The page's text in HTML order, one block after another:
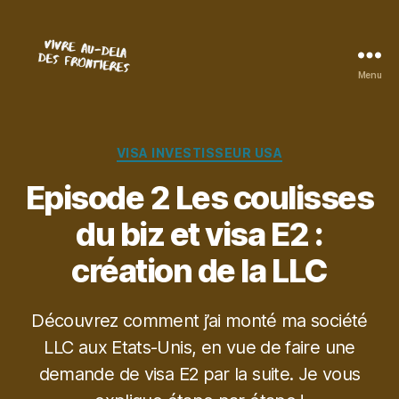
Menu
Catégories
VISA INVESTISSEUR USA
Episode 2 Les coulisses
du biz et visa E2 :
création de la LLC
Découvrez comment j’ai monté ma société
LLC aux Etats-Unis, en vue de faire une
demande de visa E2 par la suite. Je vous